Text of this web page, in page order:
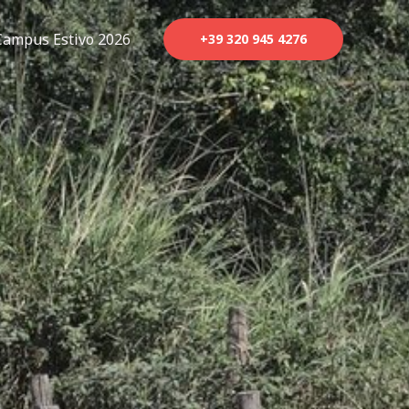
Estivo 2026 +39 320 945 4276